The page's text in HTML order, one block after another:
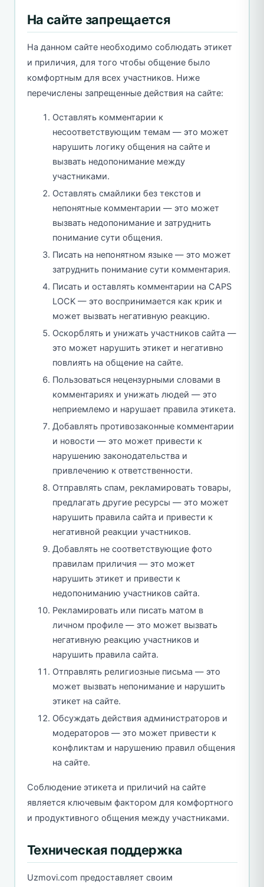
На сайте запрещается
На данном сайте необходимо соблюдать этикет
и приличия, для того чтобы общение было
комфортным для всех участников. Ниже
перечислены запрещенные действия на сайте:
Оставлять комментарии к
несоответствующим темам — это может
нарушить логику общения на сайте и
вызвать недопонимание между
участниками.
Оставлять смайлики без текстов и
непонятные комментарии — это может
вызвать недопонимание и затруднить
понимание сути общения.
Писать на непонятном языке — это может
затруднить понимание сути комментария.
Писать и оставлять комментарии на CAPS
LOCK — это воспринимается как крик и
может вызвать негативную реакцию.
Оскорблять и унижать участников сайта —
это может нарушить этикет и негативно
повлиять на общение на сайте.
Пользоваться нецензурными словами в
комментариях и унижать людей — это
неприемлемо и нарушает правила этикета.
Добавлять противозаконные комментарии
и новости — это может привести к
нарушению законодательства и
привлечению к ответственности.
Отправлять спам, рекламировать товары,
предлагать другие ресурсы — это может
нарушить правила сайта и привести к
негативной реакции участников.
Добавлять не соответствующие фото
правилам приличия — это может
нарушить этикет и привести к
недопониманию участников сайта.
Рекламировать или писать матом в
личном профиле — это может вызвать
негативную реакцию участников и
нарушить правила сайта.
Отправлять религиозные письма — это
может вызвать непонимание и нарушить
этикет на сайте.
Обсуждать действия администраторов и
модераторов — это может привести к
конфликтам и нарушению правил общения
на сайте.
Соблюдение этикета и приличий на сайте
является ключевым фактором для комфортного
и продуктивного общения между участниками.
Техническая поддержка
Uzmovi.com предоставляет своим